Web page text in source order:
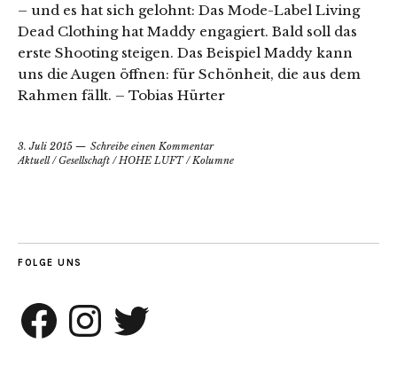
– und es hat sich gelohnt: Das Mode-Label Living
Dead Clothing hat Maddy engagiert. Bald soll das
erste Shooting steigen. Das Beispiel Maddy kann
uns die Augen öffnen: für Schönheit, die aus dem
Rahmen fällt. – Tobias Hürter
3. Juli 2015
Schreibe einen Kommentar
Aktuell/Gesellschaft /HOHE LUFT/Kolumne
FOLGE UNS
Facebook InstagramTwitter